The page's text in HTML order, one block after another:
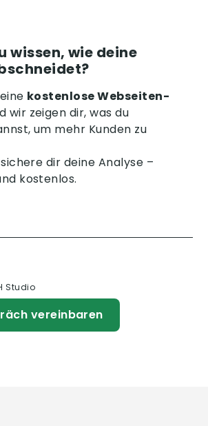
wissen, wie deine
kostenlose Webseiten-
wir zeigen dir, was du
um mehr Kunden zu
dir deine Analyse –
kostenlos.
Studio
vereinbaren